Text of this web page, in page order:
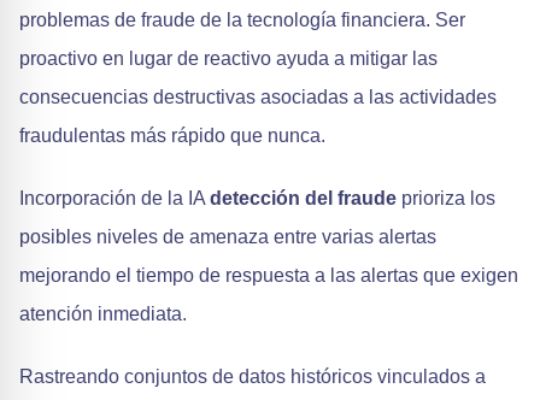
problemas de fraude de la tecnología financiera. Ser
proactivo en lugar de reactivo ayuda a mitigar las
consecuencias destructivas asociadas a las actividades
fraudulentas más rápido que nunca.
Incorporación de la IA detección del fraude prioriza los
posibles niveles de amenaza entre varias alertas
mejorando el tiempo de respuesta a las alertas que exigen
atención inmediata.
Rastreando conjuntos de datos históricos vinculados a